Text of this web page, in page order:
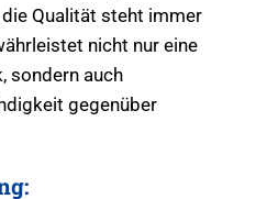
Qualität steht immer
nicht nur eine
sondern auch
gegenüber